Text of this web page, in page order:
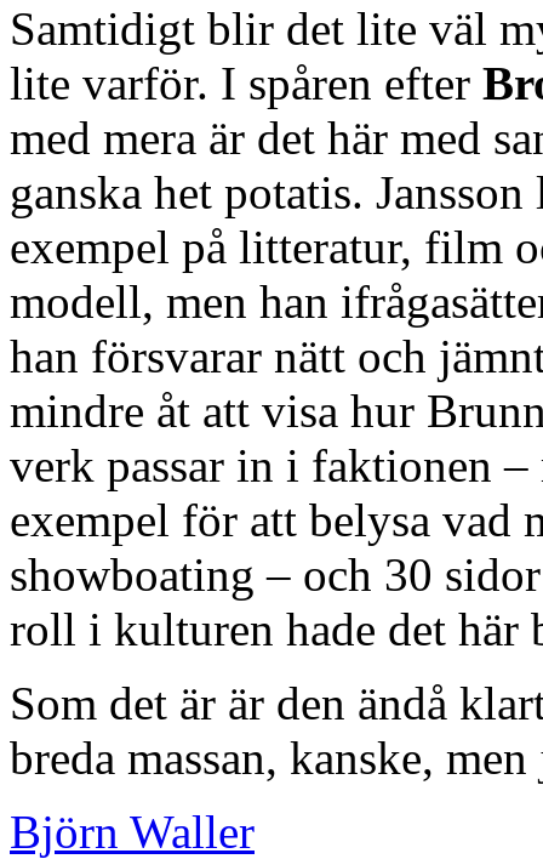
Samtidigt blir det lite väl
lite varför. I spåren efter
med mera är det här med
ganska het potatis.
exempel på litteratur, film
modell, men han
han försvarar nätt och
mindre åt att visa hur
verk passar in i faktionen –
exempel för att belysa vad
showboating – och 30
roll i kulturen hade det här
Som det är är den ändå
breda massan, kanske,
Björn Waller